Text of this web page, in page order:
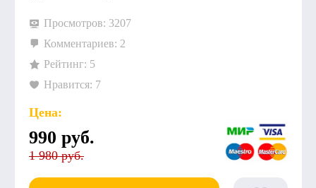
Просмотров: 3207
Комментариев: 2
Рейтинг: 5
Нравится: 7
Цена:
990 руб.
1 980 руб.